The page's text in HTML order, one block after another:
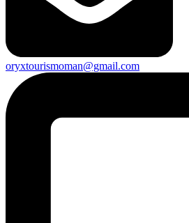
oryxtourismoman@gmail.com